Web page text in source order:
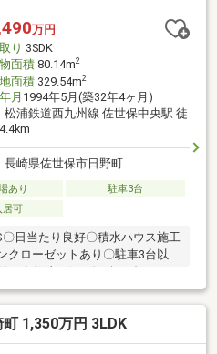
おすすめポイント！・4DKの使
南面道路・最寄りバス停徒歩1
万円
り 3SDK
面積80.14m2
面積329.54m2
月 1994年5月(築32年4ヶ月)
松浦鉄道西九州線 佐世保中央駅 徒
長崎県佐世保市日野町
あり
駐車3台
居可
日当たり良好〇積水ハウス施工
ローゼットあり〇駐車3台以上
のでお気軽にご覧頂けま
ませ。
1,350万円 3LDK